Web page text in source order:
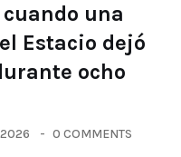
cuando una
Estacio dejó
ocho
0 COMMENTS